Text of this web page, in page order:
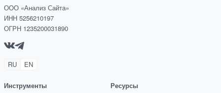
ООО «Анализ Сайта»
ИНН 5256210197
ОГРН 1235200031890
RU EN
Инструменты
Ресурсы